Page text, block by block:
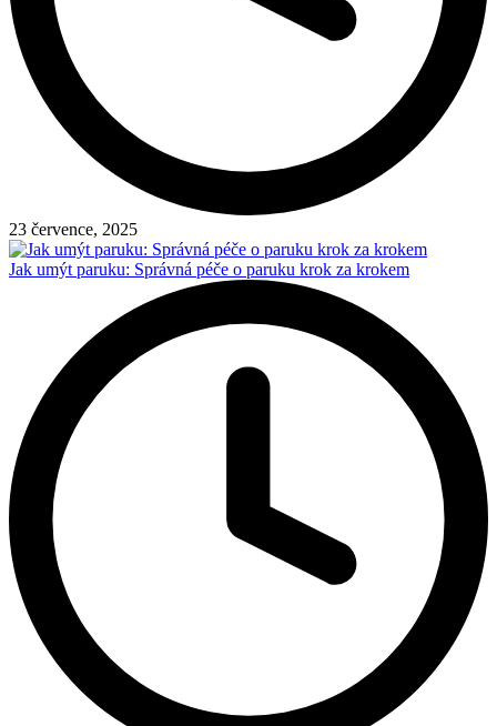
23 července, 2025
Jak umýt paruku: Správná péče o paruku krok za krokem